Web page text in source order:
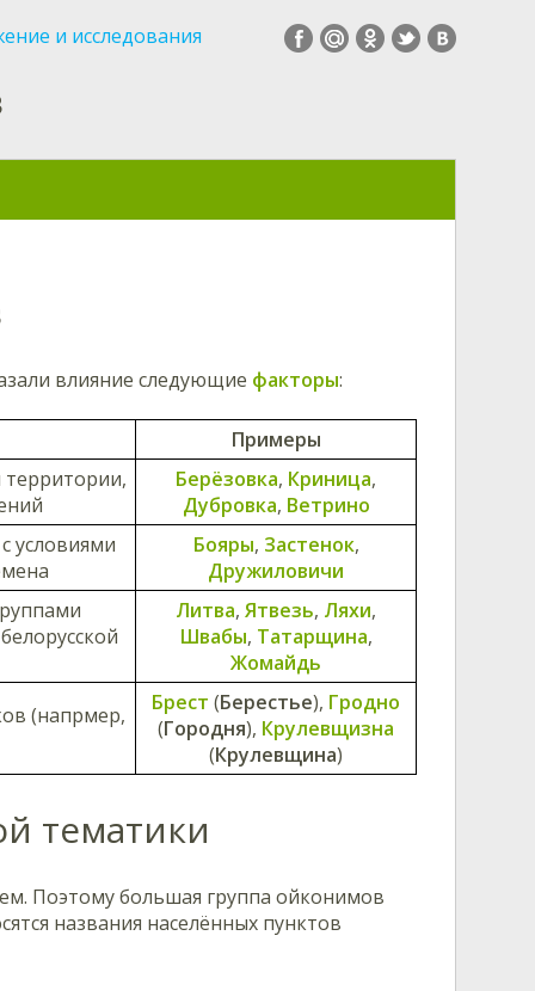
и исследования
влияние следующие факторы:
Примеры
территории,
Берёзовка, Криница,
Дубровка, Ветрино
условиями
Бояры, Застенок,
Дружиловичи
Литва, Ятвезь, Ляхи,
Швабы, Татарщина,
Жомайдь
(напрмер,
Брест (Берестье), Гродно
(Городня), Крулевщизна
(Крулевщина)
тематики
Поэтому большая группа ойконимов
названия населённых пунктов